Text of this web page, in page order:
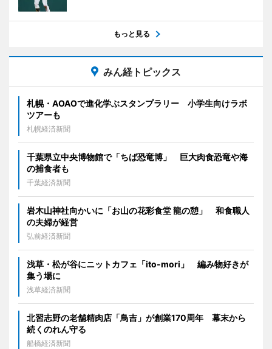
もっと見る
みん経トピックス
札幌・AOAOで進化学ぶスタンプラリー 小学生向けラボ
ツアーも
札幌経済新聞
千葉県立中央博物館で「ちば恐竜博」 巨大肉食恐竜や海
の捕食者も
千葉経済新聞
岩木山神社向かいに「お山の花彩食堂 龍の憩」 和食職人
の夫婦が経営
弘前経済新聞
浅草・松が谷にニットカフェ「ito-mori」 編み物好きが
集う場に
浅草経済新聞
北習志野の老舗精肉店「鳥吉」が創業170周年 幕末から
続くのれん守る
船橋経済新聞